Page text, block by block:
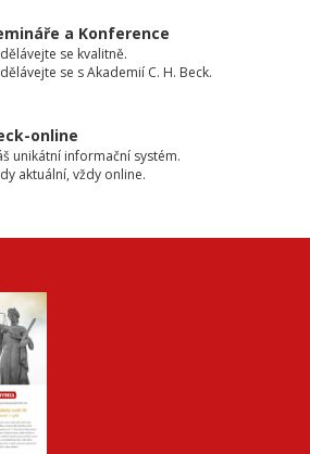
a Konference
se kvalitně.
se s Akademií C. H. Beck.
online
unikátní informační systém.
aktuální, vždy online.